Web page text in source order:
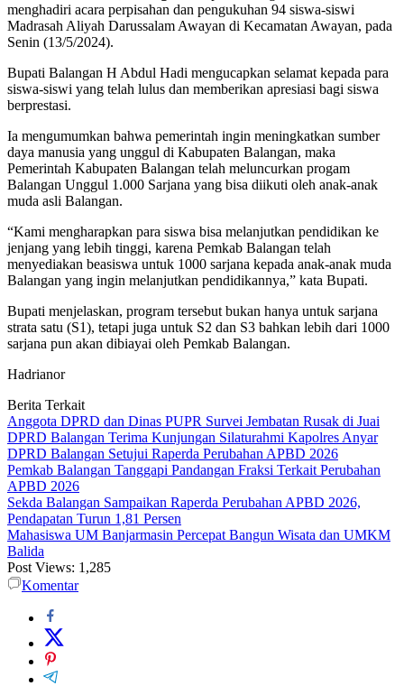
menghadiri acara perpisahan dan pengukuhan 94 siswa-siswi
Madrasah Aliyah Darussalam Awayan di Kecamatan Awayan, pada
Senin (13/5/2024).
Bupati Balangan H Abdul Hadi mengucapkan selamat kepada para
siswa-siswi yang telah lulus dan memberikan apresiasi bagi siswa
berprestasi.
Ia mengumumkan bahwa pemerintah ingin meningkatkan sumber
daya manusia yang unggul di Kabupaten Balangan, maka
Pemerintah Kabupaten Balangan telah meluncurkan progam
Balangan Unggul 1.000 Sarjana yang bisa diikuti oleh anak-anak
muda asli Balangan.
“Kami mengharapkan para siswa bisa melanjutkan pendidikan ke
jenjang yang lebih tinggi, karena Pemkab Balangan telah
menyediakan beasiswa untuk 1000 sarjana kepada anak-anak muda
Balangan yang ingin melanjutkan pendidikannya,” kata Bupati.
Bupati menjelaskan, program tersebut bukan hanya untuk sarjana
strata satu (S1), tetapi juga untuk S2 dan S3 bahkan lebih dari 1000
sarjana pun akan dibiayai oleh Pemkab Balangan.
Hadrianor
Berita Terkait
Anggota DPRD dan Dinas PUPR Survei Jembatan Rusak di Juai
DPRD Balangan Terima Kunjungan Silaturahmi Kapolres Anyar
DPRD Balangan Setujui Raperda Perubahan APBD 2026
Pemkab Balangan Tanggapi Pandangan Fraksi Terkait Perubahan
APBD 2026
Sekda Balangan Sampaikan Raperda Perubahan APBD 2026,
Pendapatan Turun 1,81 Persen
Mahasiswa UM Banjarmasin Percepat Bangun Wisata dan UMKM
Balida
Post Views: 1,285
Komentar